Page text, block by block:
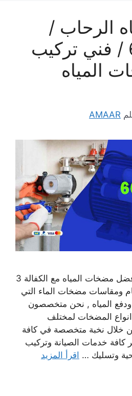
الرحاب /
66817766 / فني تركيب
المياه
AMAAR
مضخات مياه الرحاب افضل مضخات المياه مع الكفالة 3
ومقاسات مضخات الماء التي
المياه , نحن متخصصون
المضخات لمختلف
خلال نخبة متخصصة في كافة
كافة خدمات الصيانة وتركيب
وتسليك … اقرأ المزيد